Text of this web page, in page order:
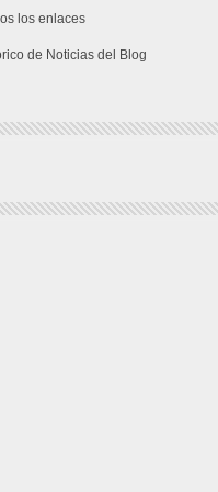
los enlaces
de Noticias del Blog